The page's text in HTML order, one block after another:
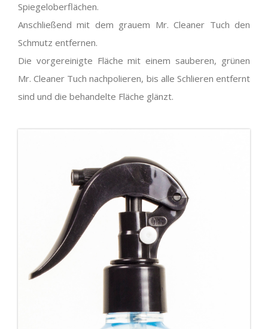
Spiegeloberflächen.
Anschließend mit dem grauem Mr. Cleaner Tuch den
Schmutz entfernen.
Die vorgereinigte Fläche mit einem sauberen, grünen
Mr. Cleaner Tuch nachpolieren, bis alle Schlieren entfernt
sind und die behandelte Fläche glänzt.